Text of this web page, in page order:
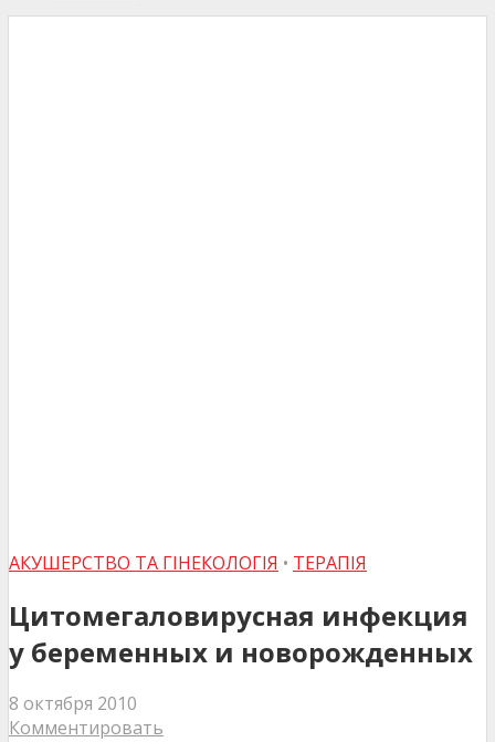
АКУШЕРСТВО ТА ГІНЕКОЛОГІЯ • ТЕРАПІЯ
Цитомегаловирусная инфекция
у беременных и новорожденных
8 октября 2010
Комментировать